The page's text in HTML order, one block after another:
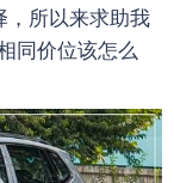
，所以来求助我
同价位该怎么